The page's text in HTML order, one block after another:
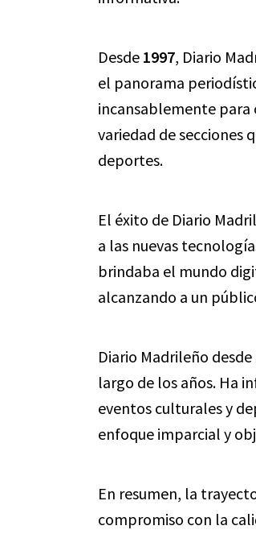
Desde 1997, Diario
el panorama
incansablemente para
variedad de secciones
deportes.
El éxito de Diario
a las nuevas
brindaba el mundo
alcanzando a un
Diario Madrileño desde
largo de los años. Ha
eventos culturales y
enfoque imparcial y
En resumen, la
compromiso con la